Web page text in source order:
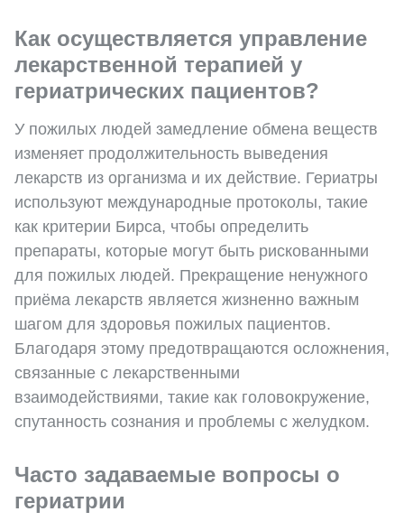
Как осуществляется управление
лекарственной терапией у
гериатрических пациентов?
У пожилых людей замедление обмена веществ
изменяет продолжительность выведения
лекарств из организма и их действие. Гериатры
используют международные протоколы, такие
как критерии Бирса, чтобы определить
препараты, которые могут быть рискованными
для пожилых людей. Прекращение ненужного
приёма лекарств является жизненно важным
шагом для здоровья пожилых пациентов.
Благодаря этому предотвращаются осложнения,
связанные с лекарственными
взаимодействиями, такие как головокружение,
спутанность сознания и проблемы с желудком.
Часто задаваемые вопросы о
гериатрии